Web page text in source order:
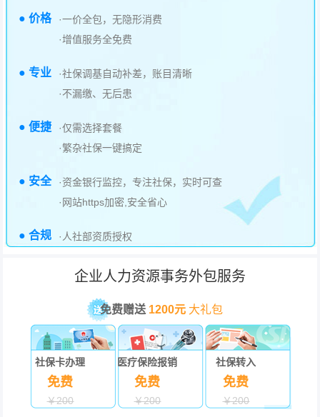
● 价格
·一价全包，无隐形消费
·增值服务全免费
● 专业
·社保调基自动补差，账目清晰
·不漏缴、无后患
● 便捷
·仅需选择套餐
·繁杂社保一键搞定
● 安全
·资金银行监控，专注社保，实时可查
·网站https加密,安全省心
● 合规 ·人社部资质授权
企业人力资源事务外包服务
免费赠送 1200元 大礼包
社保卡办理
免费
￥200
医疗保险报销
免费
￥200
社保转入
免费
￥200